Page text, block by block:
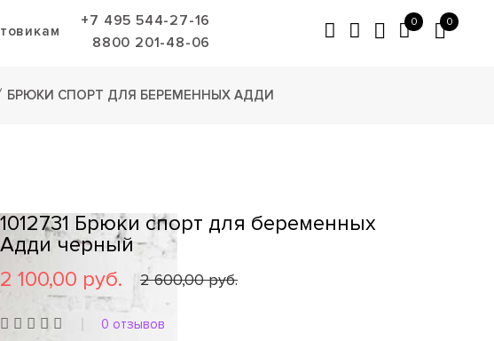
+7 495 544-27-16
8800 201-48-06
0 0
БРЮКИ СПОРТ ДЛЯ БЕРЕМЕННЫХ АДДИ
1012731 Брюки спорт для беременных
Адди черный
2 100,00 руб.
2 600,00 руб.
0 отзывов